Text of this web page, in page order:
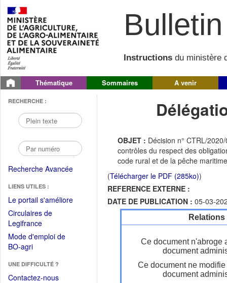
Instructions du ministère
Thématique Sommaires A venir
RECHERCHE :
Recherche Avancée
LIENS UTILES :
Le portail s'améliore(Fichier
Circulaires de
Legifrance(Ouvrir
dans
une
fenêtre)
Mode d'emploi de
BO-agri(Ouvrir
une
nouvelle
UNE DIFFICULTÉ ?
Contactez-nous
OBJET : Décision n° CTRL/
contrôles du respect des
code rural et de la pêche maritime
(Télécharger le PDF (285ko))
REFERENCE EXTERNE :
DATE DE PUBLICATION : 05-03-
Ce document n'abroge
document
Ce document ne
document